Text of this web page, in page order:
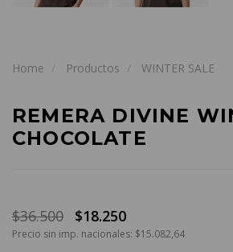
Home Productos WINTER SALE
REMERA DIVINE
CHOCOLATE
$36.500 $18.250
Precio sin imp. nacionales: $15.082,64